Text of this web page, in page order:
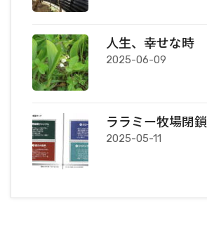
人生、幸せな時
2025-06-09
ララミー牧場閉鎖
2025-05-11